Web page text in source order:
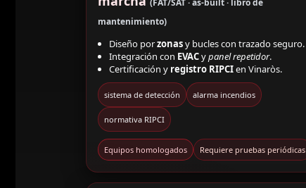
mantenimiento)
Diseño porzonasy bucles con trazado seguro.
Integración con EVACypanel repetidor.
Certificación y registro RIPCIen Vinaròs.
sistema de detección alarma incendios
normativa RIPCI
Equipos homologados Requiere pruebas periódicas